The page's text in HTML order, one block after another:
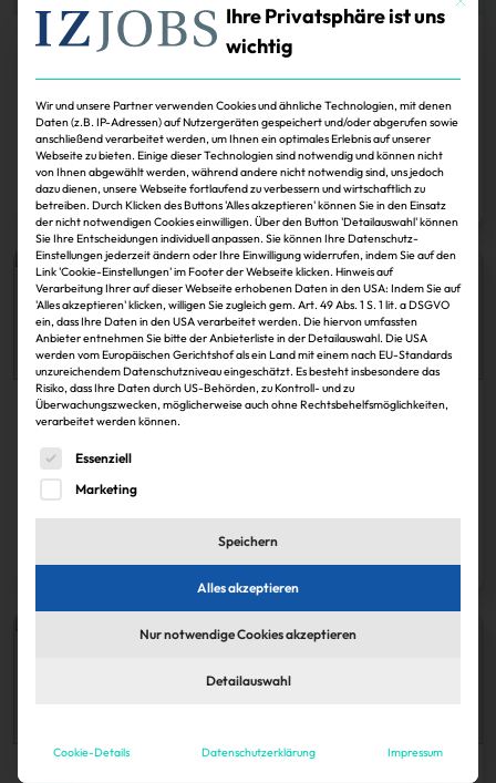
Köpfe
Speyer-Geschäftsführung aus
IZ 30.11.2024
Zum Artikel
Köpfe
Dr. Markus Wiedenmann (Bild), Geschäftsführer
von Tishman Speyer…
Ihre Privatsphäre ist uns
wichtig
Wir und unsere Partner verwenden Cookies und ähnliche Technologien, mit denen
Daten (z.B. IP-Adressen) auf Nutzergeräten gespeichert und/oder abgerufen sowie
anschließend verarbeitet werden, um Ihnen ein optimales Erlebnis auf unserer
Webseite zu bieten. Einige dieser Technologien sind notwendig und können nicht
von Ihnen abgewählt werden, während andere nicht notwendig sind, uns jedoch
dazu dienen, unsere Webseite fortlaufend zu verbessern und wirtschaftlich zu
betreiben. Durch Klicken des Buttons 'Alles akzeptieren' können Sie in den Einsatz
der nicht notwendigen Cookies einwilligen. Über den Button 'Detailauswahl' können
Sie Ihre Entscheidungen individuell anpassen. Sie können Ihre Datenschutz-
Einstellungen jederzeit ändern oder Ihre Einwilligung widerrufen, indem Sie auf den
Link 'Cookie-Einstellungen' im Footer der Webseite klicken. Hinweis auf
Verarbeitung Ihrer auf dieser Webseite erhobenen Daten in den USA: Indem Sie auf
'Alles akzeptieren' klicken, willigen Sie zugleich gem. Art. 49 Abs. 1 S. 1 lit. a DSGVO
ein, dass Ihre Daten in den USA verarbeitet werden. Die hiervon umfassten
Anbieter entnehmen Sie bitte der Anbieterliste in der Detailauswahl. Die USA
werden vom Europäischen Gerichtshof als ein Land mit einem nach EU-Standards
unzureichendem Datenschutzniveau eingeschätzt. Es besteht insbesondere das
Risiko, dass Ihre Daten durch US-Behörden, zu Kontroll- und zu
Überwachungszwecken, möglicherweise auch ohne Rechtsbehelfsmöglichkeiten,
verarbeitet werden können.
Es folgt eine Liste der Service-Gruppen, für die eine
Essenziell
Marketing
Speichern
Alles akzeptieren
Nur notwendige Cookies akzeptieren
Detailauswahl
Cookie-Details Datenschutzerklärung Impressum